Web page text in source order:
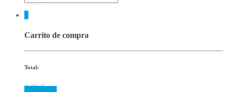
Carrito de compra
Total:
0.00€